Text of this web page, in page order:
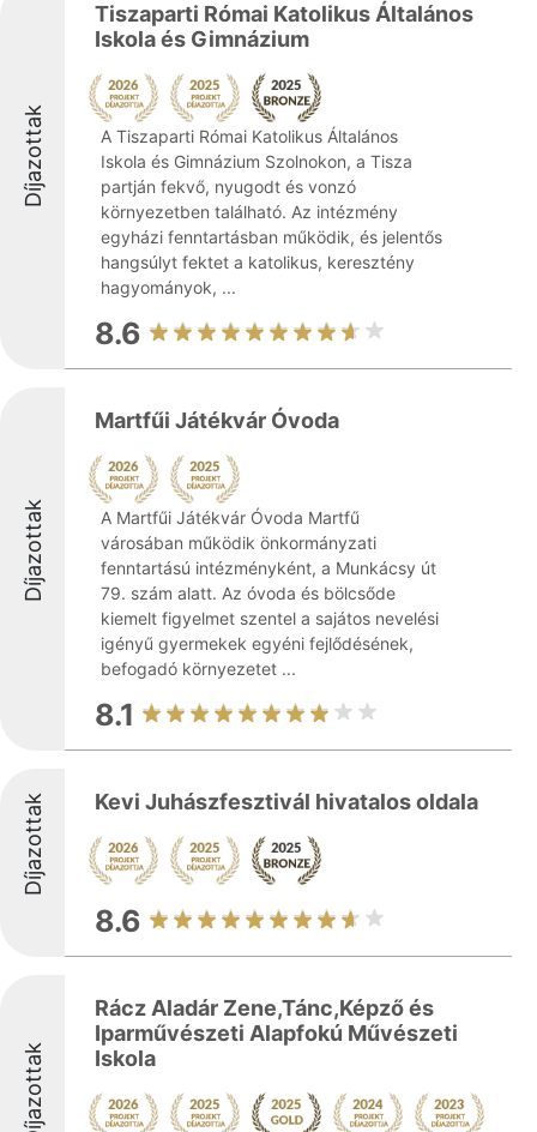
Díjazottak
Tiszaparti Római Katolikus Általános
Iskola és Gimnázium
A Tiszaparti Római Katolikus Általános
Iskola és Gimnázium Szolnokon, a Tisza
partján fekvő, nyugodt és vonzó
környezetben található. Az intézmény
egyházi fenntartásban működik, és jelentős
hangsúlyt fektet a katolikus, keresztény
hagyományok, ...
8.6
Díjazottak
Martfűi Játékvár Óvoda
A Martfűi Játékvár Óvoda Martfű
városában működik önkormányzati
fenntartású intézményként, a Munkácsy út
79. szám alatt. Az óvoda és bölcsőde
kiemelt figyelmet szentel a sajátos nevelési
igényű gyermekek egyéni fejlődésének,
befogadó környezetet ...
8.1
Díjazottak Kevi Juhászfesztivál hivatalos oldala
8.6
Díjazottak
Rácz Aladár Zene,Tánc,Képző és
Iparművészeti Alapfokú Művészeti
Iskola